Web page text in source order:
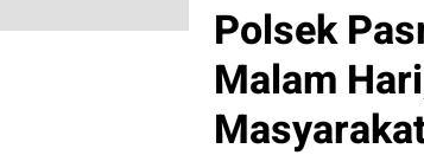
Polsek
Malam